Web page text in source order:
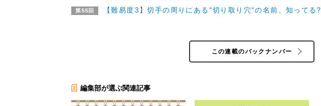
第55回 【難易度3】切手の周りにある"切り取り穴"の名前、知ってる?
この連載のバックナンバー
編集部が選ぶ関連記事